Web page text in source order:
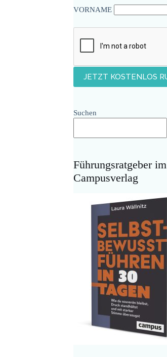
VORNAME
Suchen
Führungsratgeber im
Campusverlag